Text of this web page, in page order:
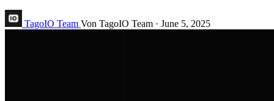
TagoIO Team Von TagoIO Team · June 5, 2025